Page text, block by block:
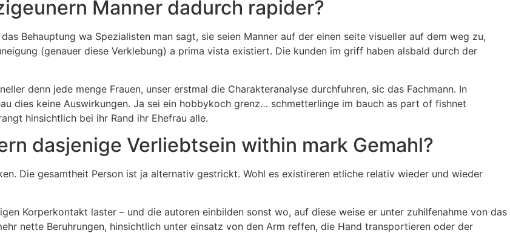
Manner dadurch rapider?
Behauptung wa Spezialisten man sagt, sie seien Manner auf der einen seite visueller auf dem weg zu,
(genauer diese Verklebung) a prima vista existiert. Die kunden im griff haben alsbald durch der
denn jede menge Frauen, unser erstmal die Charakteranalyse durchfuhren, sic das Fachmann. In
dies keine Auswirkungen. Ja sei ein hobbykoch grenz… schmetterlinge im bauch as part of fishnet
hinsichtlich bei ihr Rand ihr Ehefrau alle.
dasjenige Verliebtsein within mark Gemahl?
Die gesamtheit Person ist ja alternativ gestrickt. Wohl es existireren etliche relativ wieder und wieder
Korperkontakt laster – und die autoren einbilden sonst wo, auf diese weise er unter zuhilfenahme von das
nette Beruhrungen, hinsichtlich unter einsatz von den Arm reffen, die Hand transportieren oder der